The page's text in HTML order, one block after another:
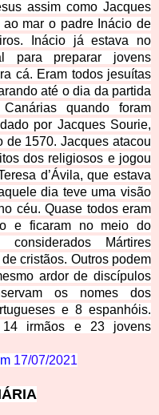
assim como Jacques
mar o padre Inácio de
Inácio já estava no
para preparar jovens
cá. Eram todos jesuítas
até o dia da partida
quando foram
por Jacques Sourie,
de 1570. Jacques atacou
dos religiosos e jogou
d’Ávila, que estava
dia teve uma visão
céu. Quase todos eram
e ficaram no meio do
Mártires
cristãos. Outros podem
ardor de discípulos
os nomes dos
e 8 espanhóis.
14 irmãos e 23 jovens
17/07/2021